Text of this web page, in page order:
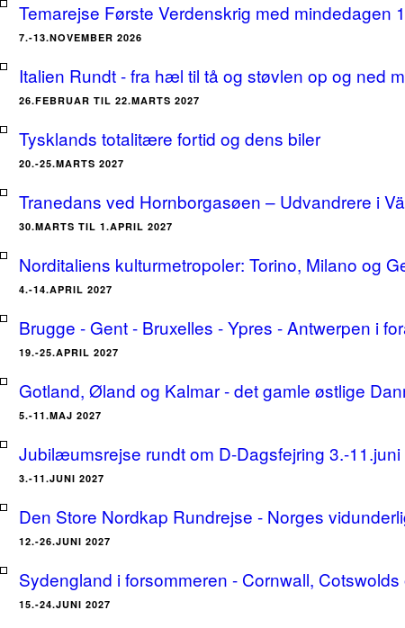
Temarejse Første Verdenskrig med mindedagen
7.-13.NOVEMBER 2026
Italien Rundt - fra hæl til tå og støvlen op og ned
26.FEBRUAR TIL 22.MARTS 2027
Tysklands totalitære fortid og dens biler
20.-25.MARTS 2027
Tranedans ved Hornborgasøen – Udvandrere i
30.MARTS TIL 1.APRIL 2027
Norditaliens kulturmetropoler: Torino, Milano og
4.-14.APRIL 2027
Brugge - Gent - Bruxelles - Ypres - Antwerpen i
19.-25.APRIL 2027
Gotland, Øland og Kalmar - det gamle østlige
5.-11.MAJ 2027
Jubilæumsrejse rundt om D-Dagsfejring 3.-11.juni
3.-11.JUNI 2027
Den Store Nordkap Rundrejse - Norges
12.-26.JUNI 2027
Sydengland i forsommeren - Cornwall,
15.-24.JUNI 2027